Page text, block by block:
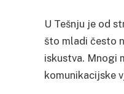
U Tešnju je od
što mladi često
iskustva. Mnogi
komunikacijske